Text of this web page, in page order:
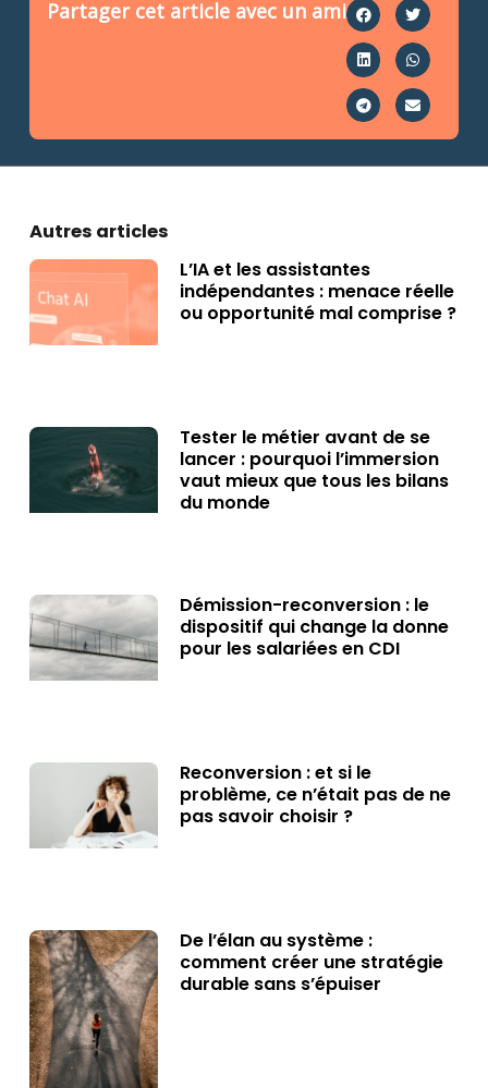
Partager cet article avec un ami
Autres articles
L’IA et les assistantes
indépendantes : menace réelle
ou opportunité mal comprise ?
Tester le métier avant de se
lancer : pourquoi l’immersion
vaut mieux que tous les bilans
du monde
Démission-reconversion : le
dispositif qui change la donne
pour les salariées en CDI
Reconversion : et si le
problème, ce n’était pas de ne
pas savoir choisir ?
De l’élan au système :
comment créer une stratégie
durable sans s’épuiser